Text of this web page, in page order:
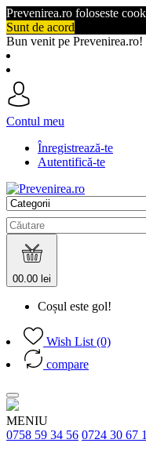
Prevenirea.ro foloseste
Sunt de acord
Bun venit pe Prevenirea.ro!
Contul meu
Înregistrează-te
Autentifică-te
00.00 lei
Coșul este gol!
Wish List (0)
compare
MENIU
0758 59 34 56 0724 30 67